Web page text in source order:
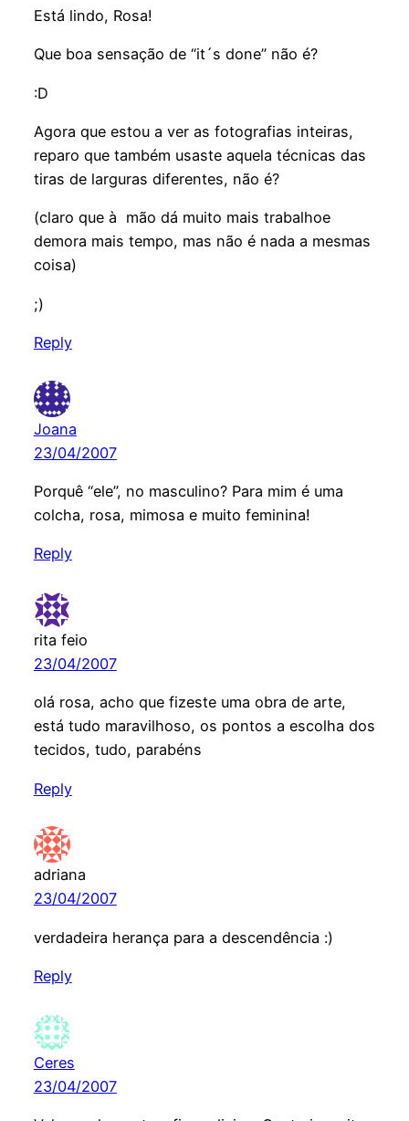
Está lindo, Rosa!
Que boa sensação de “it´s done” não é?
:D
Agora que estou a ver as fotografias inteiras,
reparo que também usaste aquela técnicas das
tiras de larguras diferentes, não é?
(claro que à mão dá muito mais trabalhoe
demora mais tempo, mas não é nada a mesmas
coisa)
;)
Reply
Joana
23/04/2007
Porquê “ele”, no masculino? Para mim é uma
colcha, rosa, mimosa e muito feminina!
Reply
rita feio
23/04/2007
olá rosa, acho que fizeste uma obra de arte,
está tudo maravilhoso, os pontos a escolha dos
tecidos, tudo, parabéns
Reply
adriana
23/04/2007
verdadeira herança para a descendência :)
Reply
Ceres
23/04/2007